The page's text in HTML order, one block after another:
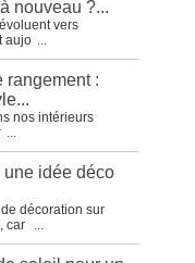
nouveau ?...
vers
aujo ...
rangement :
nos intérieurs
...
une idée déco
décoration sur
car
...